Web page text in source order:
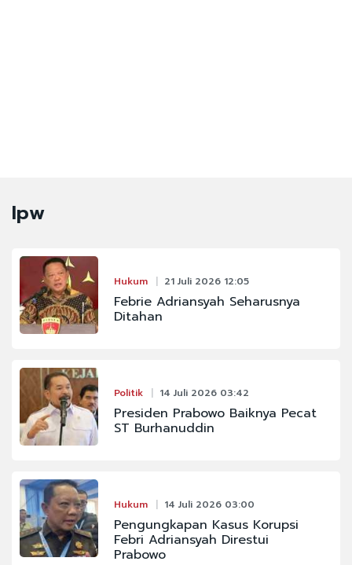
Ipw
Hukum 21 Juli 2026 12:05
Febrie Adriansyah Seharusnya
Ditahan
Politik 14 Juli 2026 03:42
Presiden Prabowo Baiknya Pecat
ST Burhanuddin
Hukum 14 Juli 2026 03:00
Pengungkapan Kasus Korupsi
Febri Adriansyah Direstui
Prabowo